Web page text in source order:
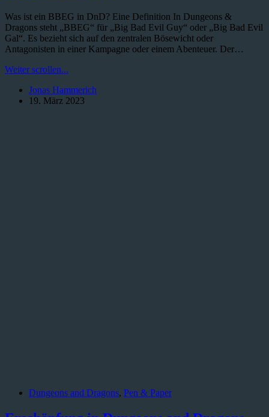
Was ist ein BBEG in DnD? Eine Definition In Dungeons &
Dragons steht „BBEG“ für „Big Bad Evil Guy“ oder „Big Bad Evil
Gal“. Es bezieht sich auf den zentralen Bösewicht oder
Antagonisten in einer Kampagne oder einem Abenteuer. Der…
Weiter scrollen...
DnD:
So
Jonas Hammerich
19. März 2023
Dungeons and Dragons, Pen & Paper